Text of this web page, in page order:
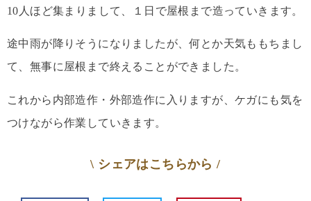
10人ほど集まりまして、１日で屋根まで造っていきます。
途中雨が降りそうになりましたが、何とか天気ももちまし
て、無事に屋根まで終えることができました。
これから内部造作・外部造作に入りますが、ケガにも気を
つけながら作業していきます。
\ シェアはこちらから /